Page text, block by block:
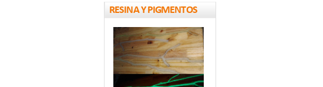
RESINA Y PIGMENTOS